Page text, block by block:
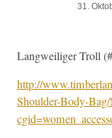
31.
Lang­weiliger Troll
http://
Shoulder-Body-Bag/